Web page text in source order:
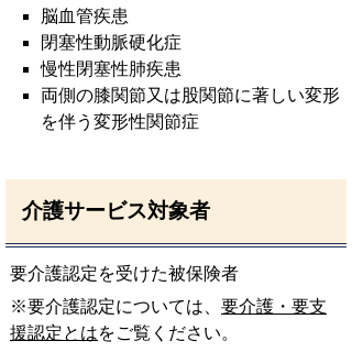
脳血管疾患
閉塞性動脈硬化症
慢性閉塞性肺疾患
両側の膝関節又は股関節に著しい変形
を伴う変形性関節症
介護サービス対象者
要介護認定を受けた被保険者
※要介護認定については、 要介護・要支
援認定とはをご覧ください。